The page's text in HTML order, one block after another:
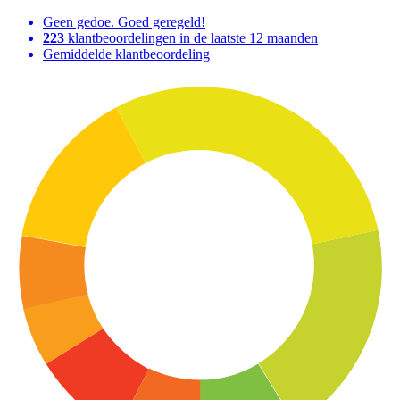
Geen gedoe. Goed geregeld!
223 klantbeoordelingen in de laatste 12 maanden
Gemiddelde klantbeoordeling